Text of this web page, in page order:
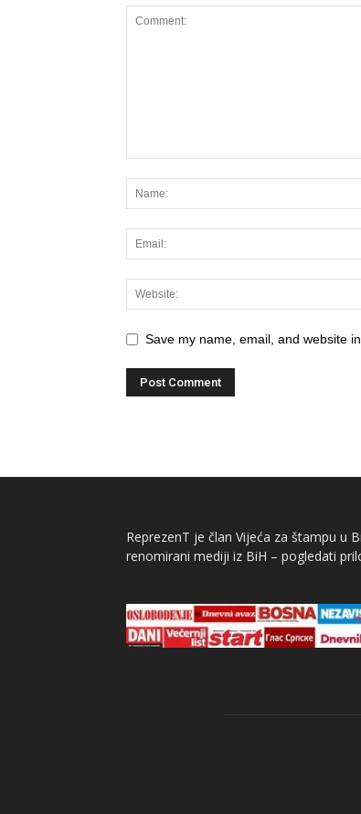
Save my name, email, and website
ReprezenT je član Vijeća za štampu u
renomirani mediji iz BiH – pogledati